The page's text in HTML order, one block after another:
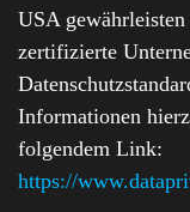
USA
zertifizierte
Informationen
folgendem Link:
https://